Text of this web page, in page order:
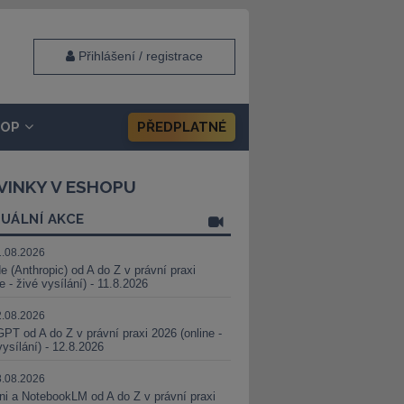
Přihlášení / registrace
PŘEDPLATNÉ
V ESHOPU
AKCE
(Anthropic) od A do Z v právní praxi
- živé vysílání) - 11.8.2026
od A do Z v právní praxi 2026 (online -
- 12.8.2026
a NotebookLM od A do Z v právní praxi